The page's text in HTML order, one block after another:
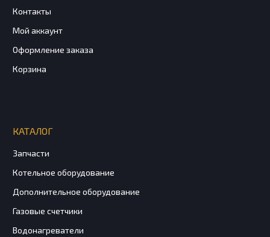
Контакты
Мой аккаунт
Оформление заказа
Корзина
КАТАЛОГ
Запчасти
Котельное оборудование
Дополнительное оборудование
Газовые счетчики
Водонагреватели